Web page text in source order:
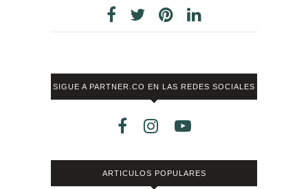
SIGUE A PARTNER.CO EN LAS REDES SOCIALES
ARTICULOS POPULARES